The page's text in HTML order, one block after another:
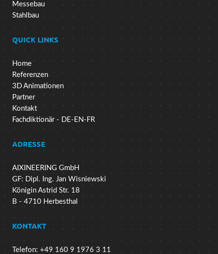
Messebau
Stahlbau
QUICK LINKS
Home
Referenzen
3D Animationen
Partner
Kontakt
Fachdiktionär - DE-EN-FR
ADRESSE
AIXINEERING GmbH
GF: Dipl. Ing. Jan Wisniewski
Königin Astrid Str. 18
B - 4710 Herbesthal
KONTAKT
Telefon: +49 160 9 1976 3 11